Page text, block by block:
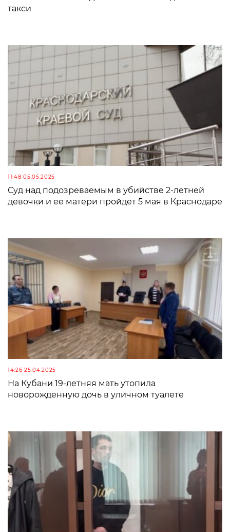
такси
11:48 05.05.2025
Суд над подозреваемым в убийстве 2-летней
девочки и ее матери пройдет 5 мая в Краснодаре
14:26 25.04.2025
На Кубани 19-летняя мать утопила
новорожденную дочь в уличном туалете